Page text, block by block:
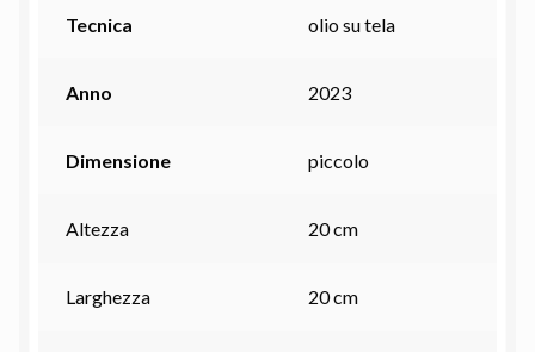
Tecnica olio su tela
Anno 2023
Dimensione piccolo
Altezza 20 cm
Larghezza 20 cm